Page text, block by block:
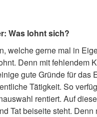
Was lohnt sich?
welche gerne mal in
Denn mit fehlendem
gute Gründe für
Tätigkeit. So
rentiert. Auf
Tat beiseite steht.